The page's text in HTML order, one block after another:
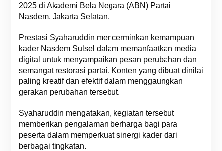
2025 di Akademi Bela Negara (ABN) Partai
Nasdem, Jakarta Selatan.
Prestasi Syaharuddin mencerminkan kemampuan
kader Nasdem Sulsel dalam memanfaatkan media
digital untuk menyampaikan pesan perubahan dan
semangat restorasi partai. Konten yang dibuat dinilai
paling kreatif dan efektif dalam menggaungkan
gerakan perubahan tersebut.
Syaharuddin mengatakan, kegiatan tersebut
memberikan pengalaman berharga bagi para
peserta dalam memperkuat sinergi kader dari
berbagai tingkatan.